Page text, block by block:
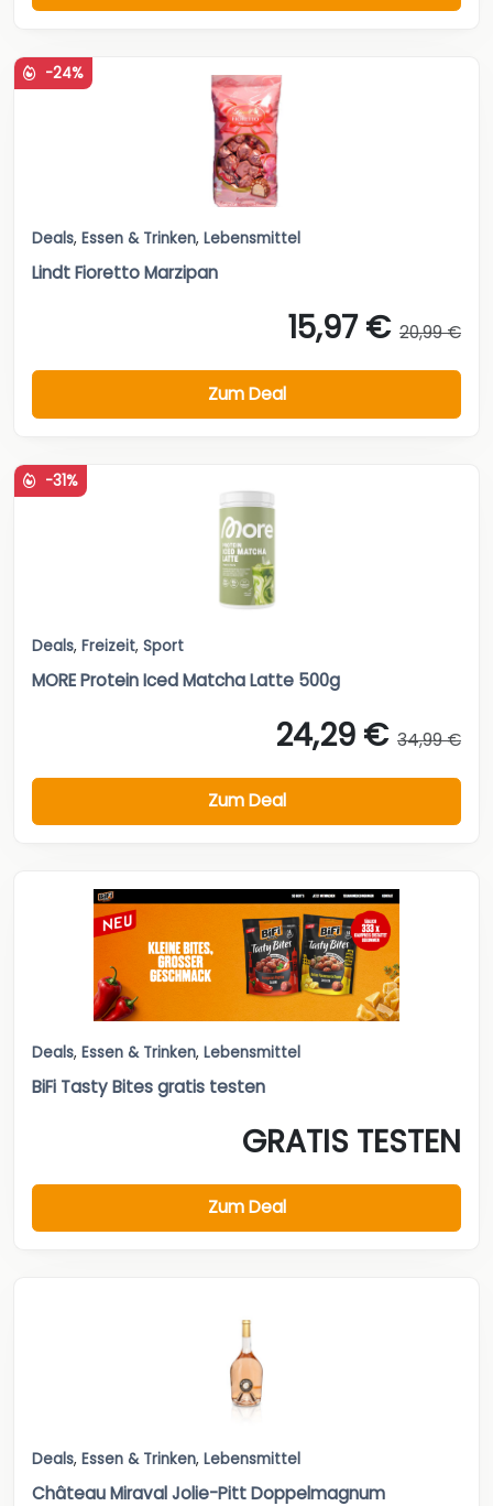
-24%
Deals, Essen & Trinken, Lebensmittel
Lindt Fioretto Marzipan
15,97 € 20,99 €
Zum Deal
-31%
Deals, Freizeit, Sport
MORE Protein Iced Matcha Latte 500g
24,29 € 34,99 €
Zum Deal
Deals, Essen & Trinken, Lebensmittel
BiFi Tasty Bites gratis testen
GRATIS TESTEN
Zum Deal
Deals, Essen & Trinken, Lebensmittel
Château Miraval Jolie-Pitt Doppelmagnum